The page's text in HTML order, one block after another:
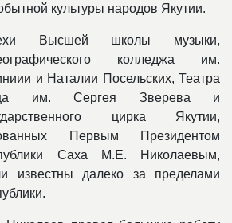
культуры народов Якутии.
Высшей школы музыки,
колледжа им.
и Наталии Посельских, Театра
им. Сергея Зверева и
цирка Якутии,
Первым Президентом
Саха М.Е. Николаевым,
известны далеко за пределами